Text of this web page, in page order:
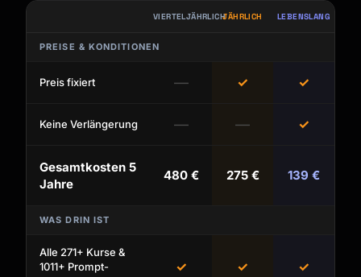
VIERTELJÄHRLICHJÄHRLICH LEBENSLANG
PREISE & KONDITIONEN
Preis fixiert — ✓ ✓
Keine Verlängerung — — ✓
Gesamtkosten 5
Jahre
480 € 275 € 139 €
WAS DRIN IST
Alle 271+ Kurse &
1011+ Prompt-
✓ ✓ ✓